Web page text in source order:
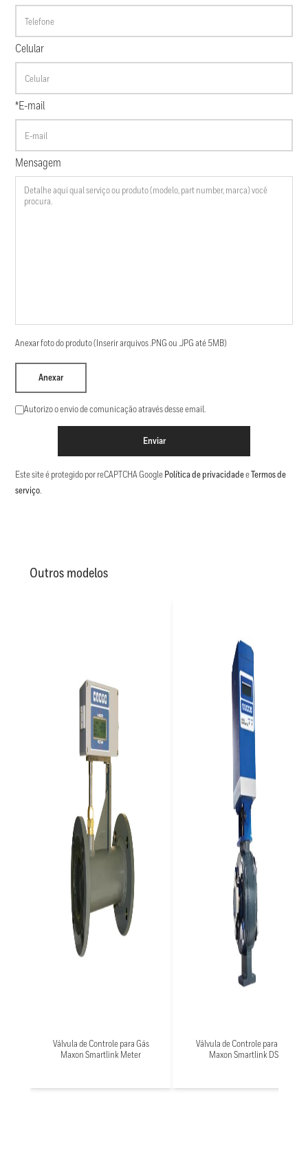
Celular
*E-mail
Mensagem
Anexar foto do produto (Inserir arquivos .PNG ou .JPG até 5MB)
Anexar
Autorizo o envio de comunicação através desse email.
Enviar
Este site é protegido por reCAPTCHA Google Política de privacidadee Termos de
serviço.
Outros modelos
Válvula de Controle para Gás
Maxon Smartlink Meter
Válvula de Controle para Gás
Maxon Smartlink DS